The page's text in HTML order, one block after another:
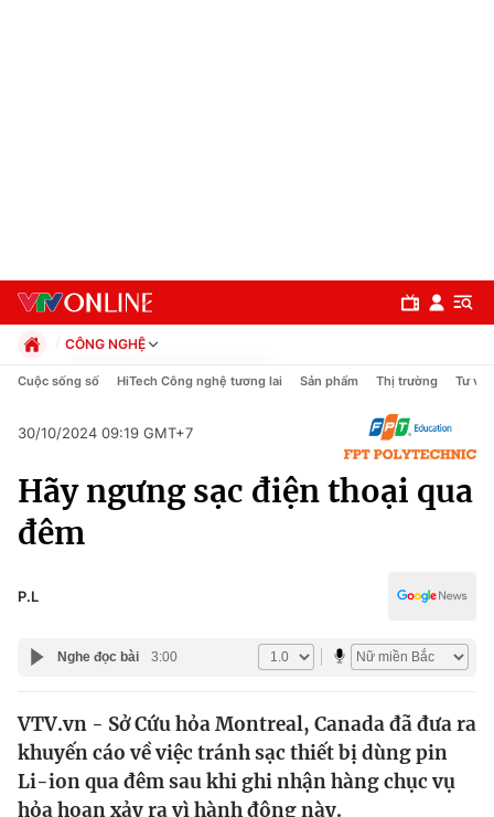
Chính trị
Thế giới
Tin tức
CÔNG NGHỆ
Chính trị
Pháp luật
Thể thao
Văn hóa - Giải trí
Giáo dục
Cuộc sống số HiTech Công nghệ tương lai Sản phẩm Thị trường Tư vấn
30/10/2024 09:19 GMT+7
Hãy ngưng sạc điện thoại qua
đêm
P.L
Nghe đọc bài 3:00
VTV.vn - Sở Cứu hỏa Montreal, Canada đã đưa ra
khuyến cáo về việc tránh sạc thiết bị dùng pin
Li-ion qua đêm sau khi ghi nhận hàng chục vụ
hỏa hoạn xảy ra vì hành động này.